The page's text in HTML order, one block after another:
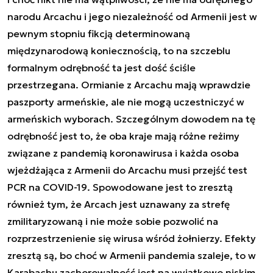
narodu Arcachu i jego niezależność od Armenii jest w
pewnym stopniu fikcją determinowaną
międzynarodową koniecznością, to na szczeblu
formalnym odrębność ta jest dość ściśle
przestrzegana. Ormianie z Arcachu mają wprawdzie
paszporty armeńskie, ale nie mogą uczestniczyć w
armeńskich wyborach. Szczególnym dowodem na tę
odrębność jest to, że oba kraje mają różne reżimy
związane z pandemią koronawirusa i każda osoba
wjeżdżająca z Armenii do Arcachu musi przejść test
PCR na COVID-19. Spowodowane jest to zresztą
również tym, że Arcach jest uznawany za strefę
zmilitaryzowaną i nie może sobie pozwolić na
rozprzestrzenienie się wirusa wśród żołnierzy. Efekty
zresztą są, bo choć w Armenii pandemia szaleje, to w